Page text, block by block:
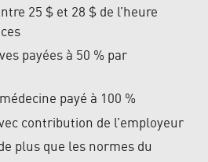
25 $ et 28 $ de l’heure
payées à 50 % par
payé à 100 %
contribution de l’employeur
plus que les normes du